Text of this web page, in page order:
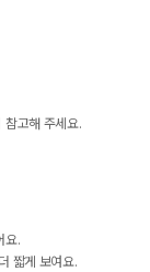
참고해 주세요.
요.
짧게 보여요.